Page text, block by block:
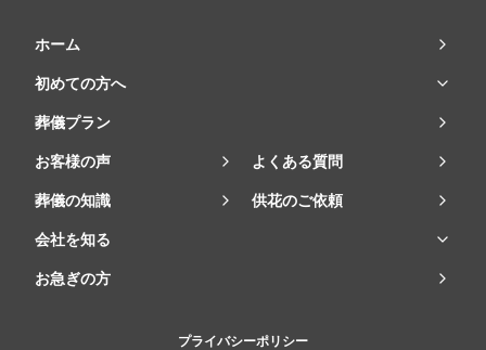
ホーム
初めての方へ
葬儀プラン
お客様の声 よくある質問
葬儀の知識 供花のご依頼
会社を知る
お急ぎの方
プライバシーポリシー